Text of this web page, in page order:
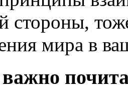
стороны,
мира в